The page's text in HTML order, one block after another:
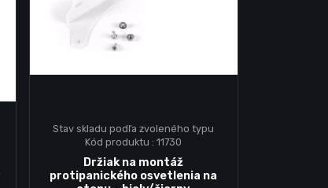
Vyberte variantu
Stav skladu podľa zvoleného typu
Kód produktu : 11730
Držiak na montáž
protipanického osvetlenia na